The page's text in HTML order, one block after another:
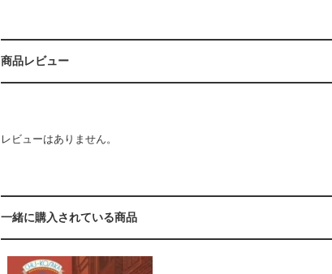
商品レビュー
レビューはありません。
一緒に購入されている商品